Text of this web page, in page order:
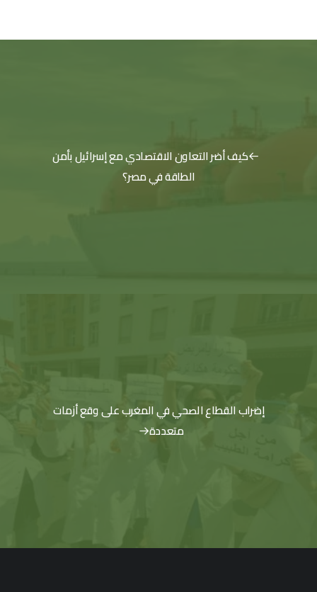
كيف أضر التعاون الاقتصادي مع إسرائيل بأمن
الطاقة في مصر؟
إضراب القطاع الصحي في المغرب على وقع أزمات
متعددة